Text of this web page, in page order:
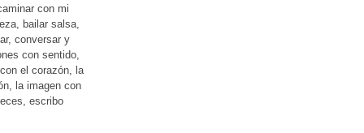
con mi
bailar salsa,
conversar y
con sentido,
el corazón, la
la imagen con
escribo